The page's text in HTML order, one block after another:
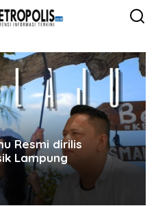
Resmi dirilis
Lampung